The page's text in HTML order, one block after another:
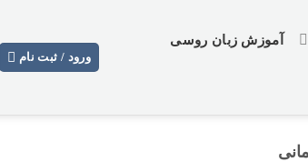
آموزش زبان روسی
ورود / ثبت نام